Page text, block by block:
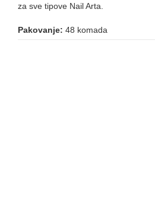
za sve tipove Nail Arta.
Pakovanje: 48 komada